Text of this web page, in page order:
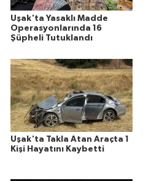
Uşak'ta Yasaklı Madde
Operasyonlarında 16
Şüpheli Tutuklandı
Uşak'ta Takla Atan Araçta 1
Kişi Hayatını Kaybetti